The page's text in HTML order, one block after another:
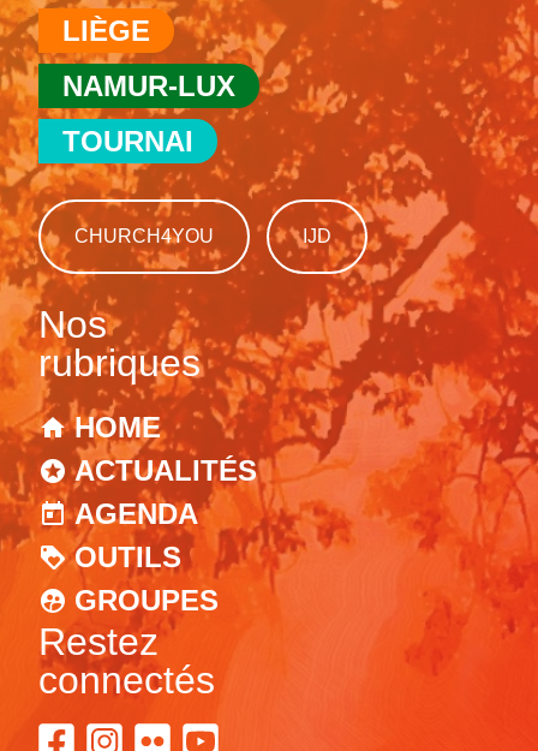
LIÈGE
NAMUR-LUX
TOURNAI
CHURCH4YOU IJD
Nos
rubriques
HOME
ACTUALITÉS
AGENDA
OUTILS
GROUPES
Restez
connectés